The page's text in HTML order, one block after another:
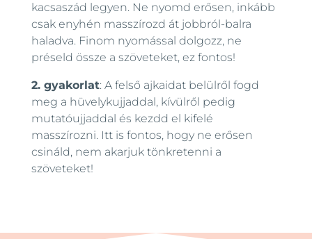
kacsaszád legyen. Ne nyomd erősen, inkább
csak enyhén masszírozd át jobbról-balra
haladva. Finom nyomással dolgozz, ne
préseld össze a szöveteket, ez fontos!
2. gyakorlat: A felső ajkaidat belülről fogd
meg a hüvelykujjaddal, kívülről pedig
mutatóujjaddal és kezdd el kifelé
masszírozni. Itt is fontos, hogy ne erősen
csináld, nem akarjuk tönkretenni a
szöveteket!